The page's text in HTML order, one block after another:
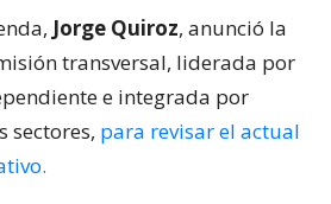
Jorge Quiroz, anunció la
transversal, liderada por
e integrada por
sectores, para revisar el actual